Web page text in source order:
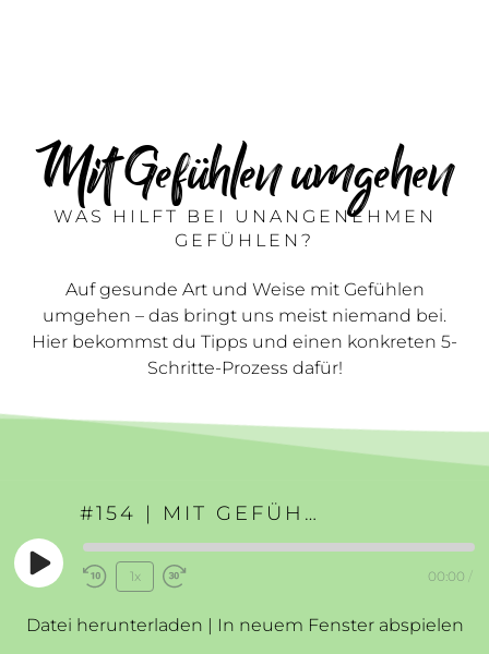
Mit Gefühlen umgehen
WAS HILFT BEI UNANGENEHMEN
GEFÜHLEN?
Auf gesunde Art und Weise mit Gefühlen
umgehen – das bringt uns meist niemand bei.
Hier bekommst du Tipps und einen konkreten 5-
Schritte-Prozess dafür!
#154 | MIT GEFÜHLEN UMGEHEN
Play
EpisodeRewind
Seconds
1x
30
00:00 /
Datei herunterladen | In neuem Fenster abspielen